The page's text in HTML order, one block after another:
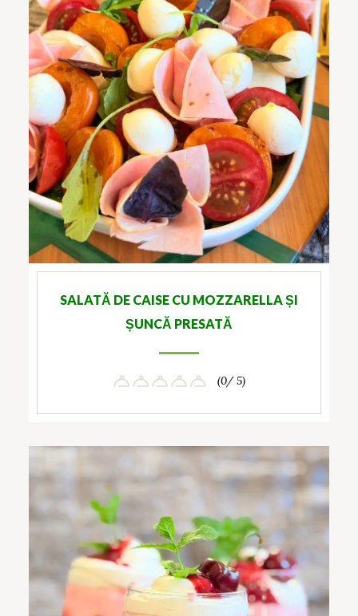
SALATĂ DE CAISE CU MOZZARELLA ȘI
ȘUNCĂ PRESATĂ
(0/ 5)